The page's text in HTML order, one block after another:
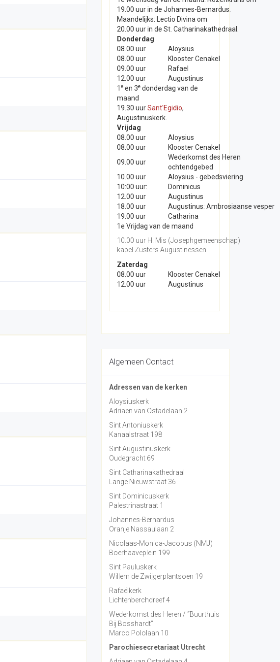
19.00 uur in de Johannes-Bernardus.
Maandelijks: Lectio Divina om
20.00 uur in de St. Catharinakathedraal.
Donderdag
08.00 uur
Aloysius
08.00 uur
Klooster Cenakel
09.00 uur
Rafael
12.00 uur
Augustinus
1 een 3edonderdag van de
maand
19.30 uurSant'Egidio,
Augustinuskerk.
Vrijdag
08.00 uur
Aloysius
08.00 uur
Klooster Cenakel
09.00 uur
Wederkomst des Heren
ochtendgebed
10.00 uur
Aloysius - gebedsviering
10:00 uur:
Dominicus
12.00 uur
Augustinus
18.00 uur
Augustinus: Ambrosiaanse vesper
19.00 uur
Catharina
1e Vrijdag van de maand
10.00 uur H. Mis (Josephgemeenschap)
kapel Zusters Augustinessen
Zaterdag
08.00 uur
Klooster Cenakel
12.00 uur
Augustinus
Algemeen Contact
Adressen van de kerken
Aloysiuskerk
Adriaen van Ostadelaan 2
Sint Antoniuskerk
Kanaalstraat 198
Sint Augustinuskerk
Oudegracht 69
Sint Catharinakathedraal
Lange Nieuwstraat 36
Sint Dominicuskerk
Palestrinastraat 1
Johannes-Bernardus
Oranje Nassaulaan 2
Nicolaas-Monica-Jacobus (NMJ)
Boerhaaveplein 199
Sint Pauluskerk
Willem de Zwijgerplantsoen 19
Rafaëlkerk
Lichtenberchdreef 4
Wederkomst des Heren / “Buurthuis
Bij Bosshardt”
Marco Pololaan 10
Parochiesecretariaat Utrecht